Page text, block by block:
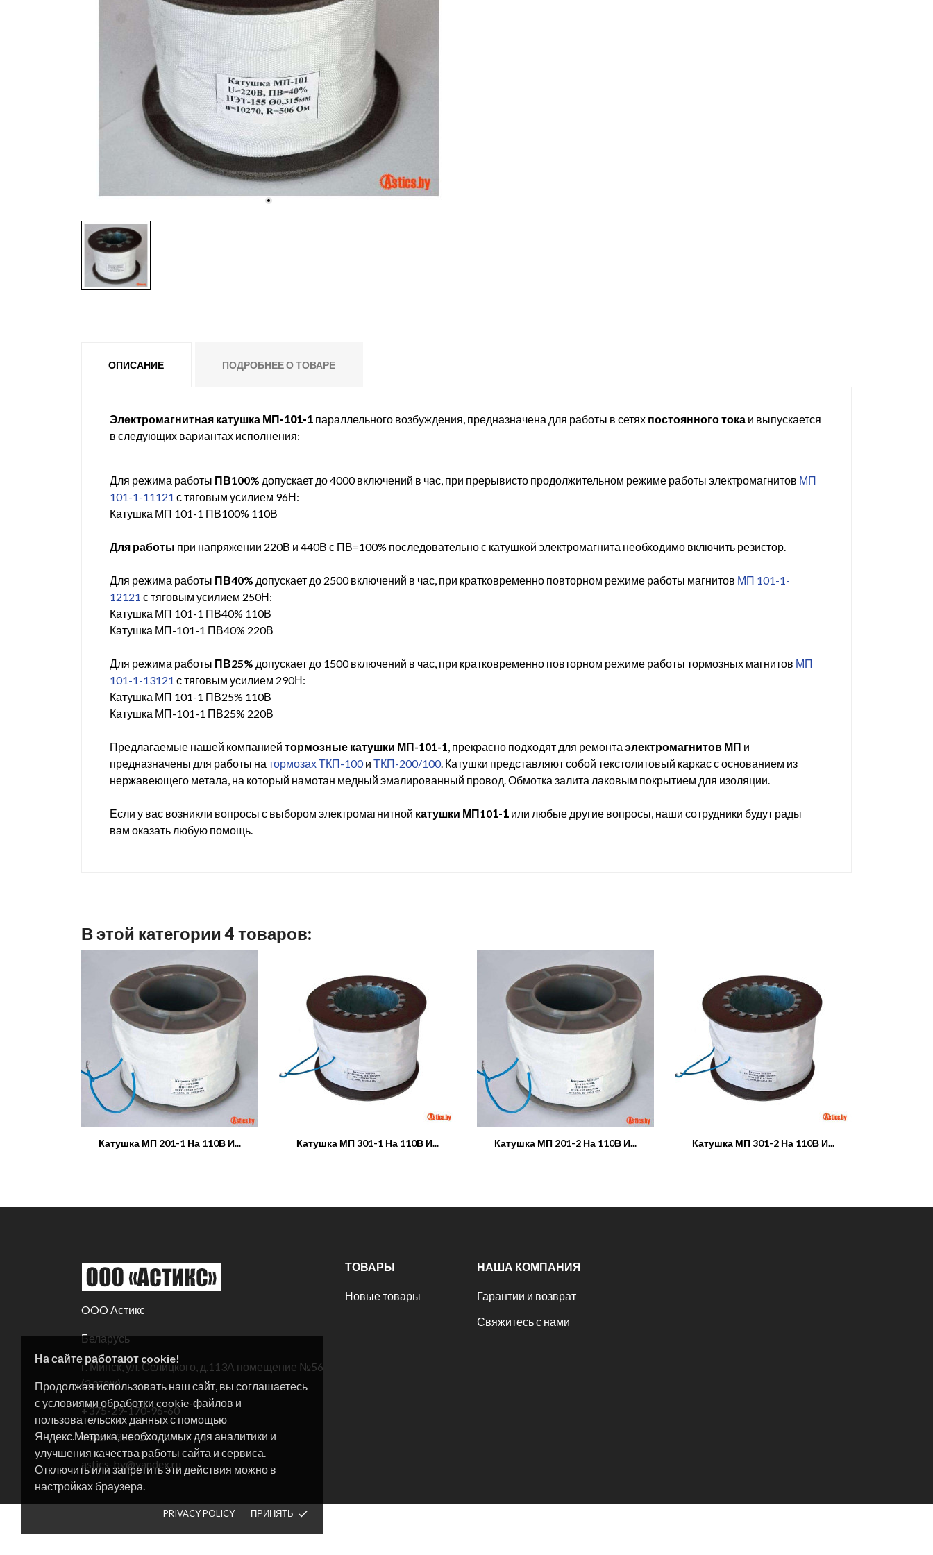
На сайте работают cookie!
Продолжая использовать наш сайт, вы соглашаетесь
с условиями обработки cookie-файлов и
пользовательских данных с помощью
Яндекс.Метрика, необходимых для аналитики и
улучшения качества работы сайта и сервиса.
Отключить или запретить эти действия можно в
настройках браузера.
PRIVACY POLICY ПРИНЯТЬ done
ОПИСАНИЕ ПОДРОБНЕЕ О ТОВАРЕ
Электромагнитная катушка МП-101-1 параллельного возбуждения, предназначена для работы в сетях постоянного тока и выпускается
в следующих вариантах исполнения:
Для режима работы ПВ100% допускает до 4000 включений в час, при прерывисто продолжительном режиме работы электромагнитов МП
101-1-11121 с тяговым усилием 96Н:
Катушка МП 101-1 ПВ100% 110В
Для работы при напряжении 220В и 440В с ПВ=100% последовательно с катушкой электромагнита необходимо включить резистор.
Для режима работы ПВ40% допускает до 2500 включений в час, при кратковременно повторном режиме работы магнитов МП 101-1-
12121 с тяговым усилием 250Н:
Катушка МП 101-1 ПВ40% 110В
Катушка МП-101-1 ПВ40% 220В
Для режима работы ПВ25% допускает до 1500 включений в час, при кратковременно повторном режиме работы тормозных магнитов МП
101-1-13121 с тяговым усилием 290Н:
Катушка МП 101-1 ПВ25% 110В
Катушка МП-101-1 ПВ25% 220В
Предлагаемые нашей компанией тормозные катушки МП-101-1, прекрасно подходят для ремонта электромагнитов МП и
предназначены для работы на тормозах ТКП-100и ТКП-200/100. Катушки представляют собой текстолитовый каркас с основанием из
нержавеющего метала, на который намотан медный эмалированный провод. Обмотка залита лаковым покрытием для изоляции.
Если у вас возникли вопросы с выбором электромагнитной катушки МП101-1 или любые другие вопросы, наши сотрудники будут рады
вам оказать любую помощь.
В этой категории 4 товаров:
Катушка МП 201-1 На 110В И... Катушка МП 301-1 На 110В И... Катушка МП 201-2 На 110В И... Катушка МП 301-2 На 110В И...
OOO Астикс
Беларусь
г. Минск, ул. Селицкого, д.113А помещение №56
(2 этаж)
+375-29-170-96-60
Факс:+375-17-317-59-41
astics-by@yandex.ru
ТОВАРЫ
Новые товары
НАША КОМПАНИЯ
Гарантии и возврат
Свяжитесь с нами